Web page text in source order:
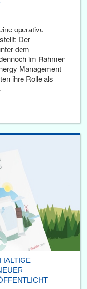
operative
Der
dem
im Rahmen
Management
ihre Rolle als